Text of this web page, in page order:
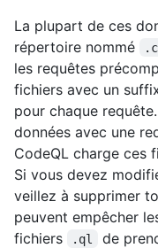
La plupart de ces
répertoire nommé
les requêtes
fichiers avec un
pour chaque requête.
données avec une
CodeQL charge ces
Si vous devez
veillez à supprimer
peuvent empêcher
fichiers
.ql de